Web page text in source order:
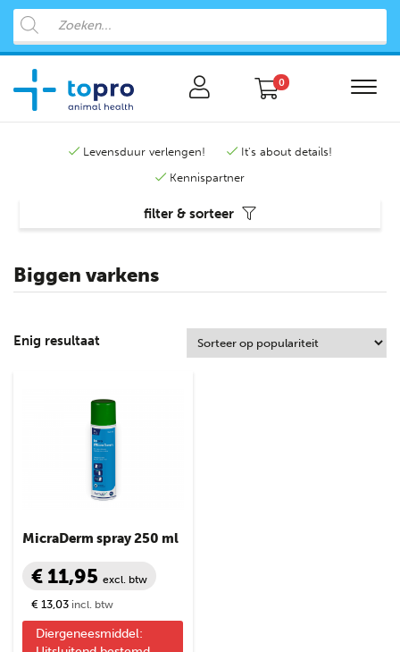
0
Levensduur verlengen!
It's about details!
Kennispartner
Biggen varkens
Enig resultaat
MicraDerm spray 250 ml
€ 11,95 excl. btw
€ 13,03 incl. btw
Diergeneesmiddel:
filter & sorteer